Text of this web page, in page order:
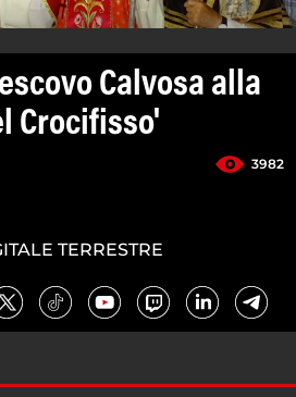
Calvosa alla
Crocifisso'
3982
TERRESTRE